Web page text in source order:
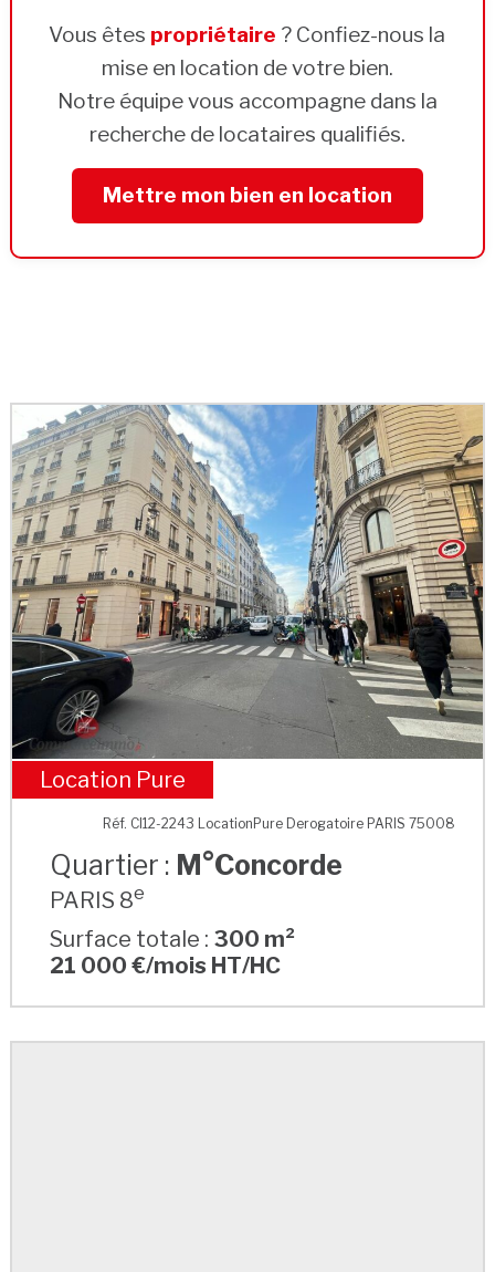
Vous êtes propriétaire ? Confiez-nous la
mise en location de votre bien.
Notre équipe vous accompagne dans la
recherche de locataires qualifiés.
Mettre mon bien en location
M°Concorde
Location Pure
Réf. CI12-2243 LocationPure Derogatoire PARIS 75008
Quartier : M°Concorde
PARIS 8e
Surface totale : 300 m²
21 000 €/mois HT/HC